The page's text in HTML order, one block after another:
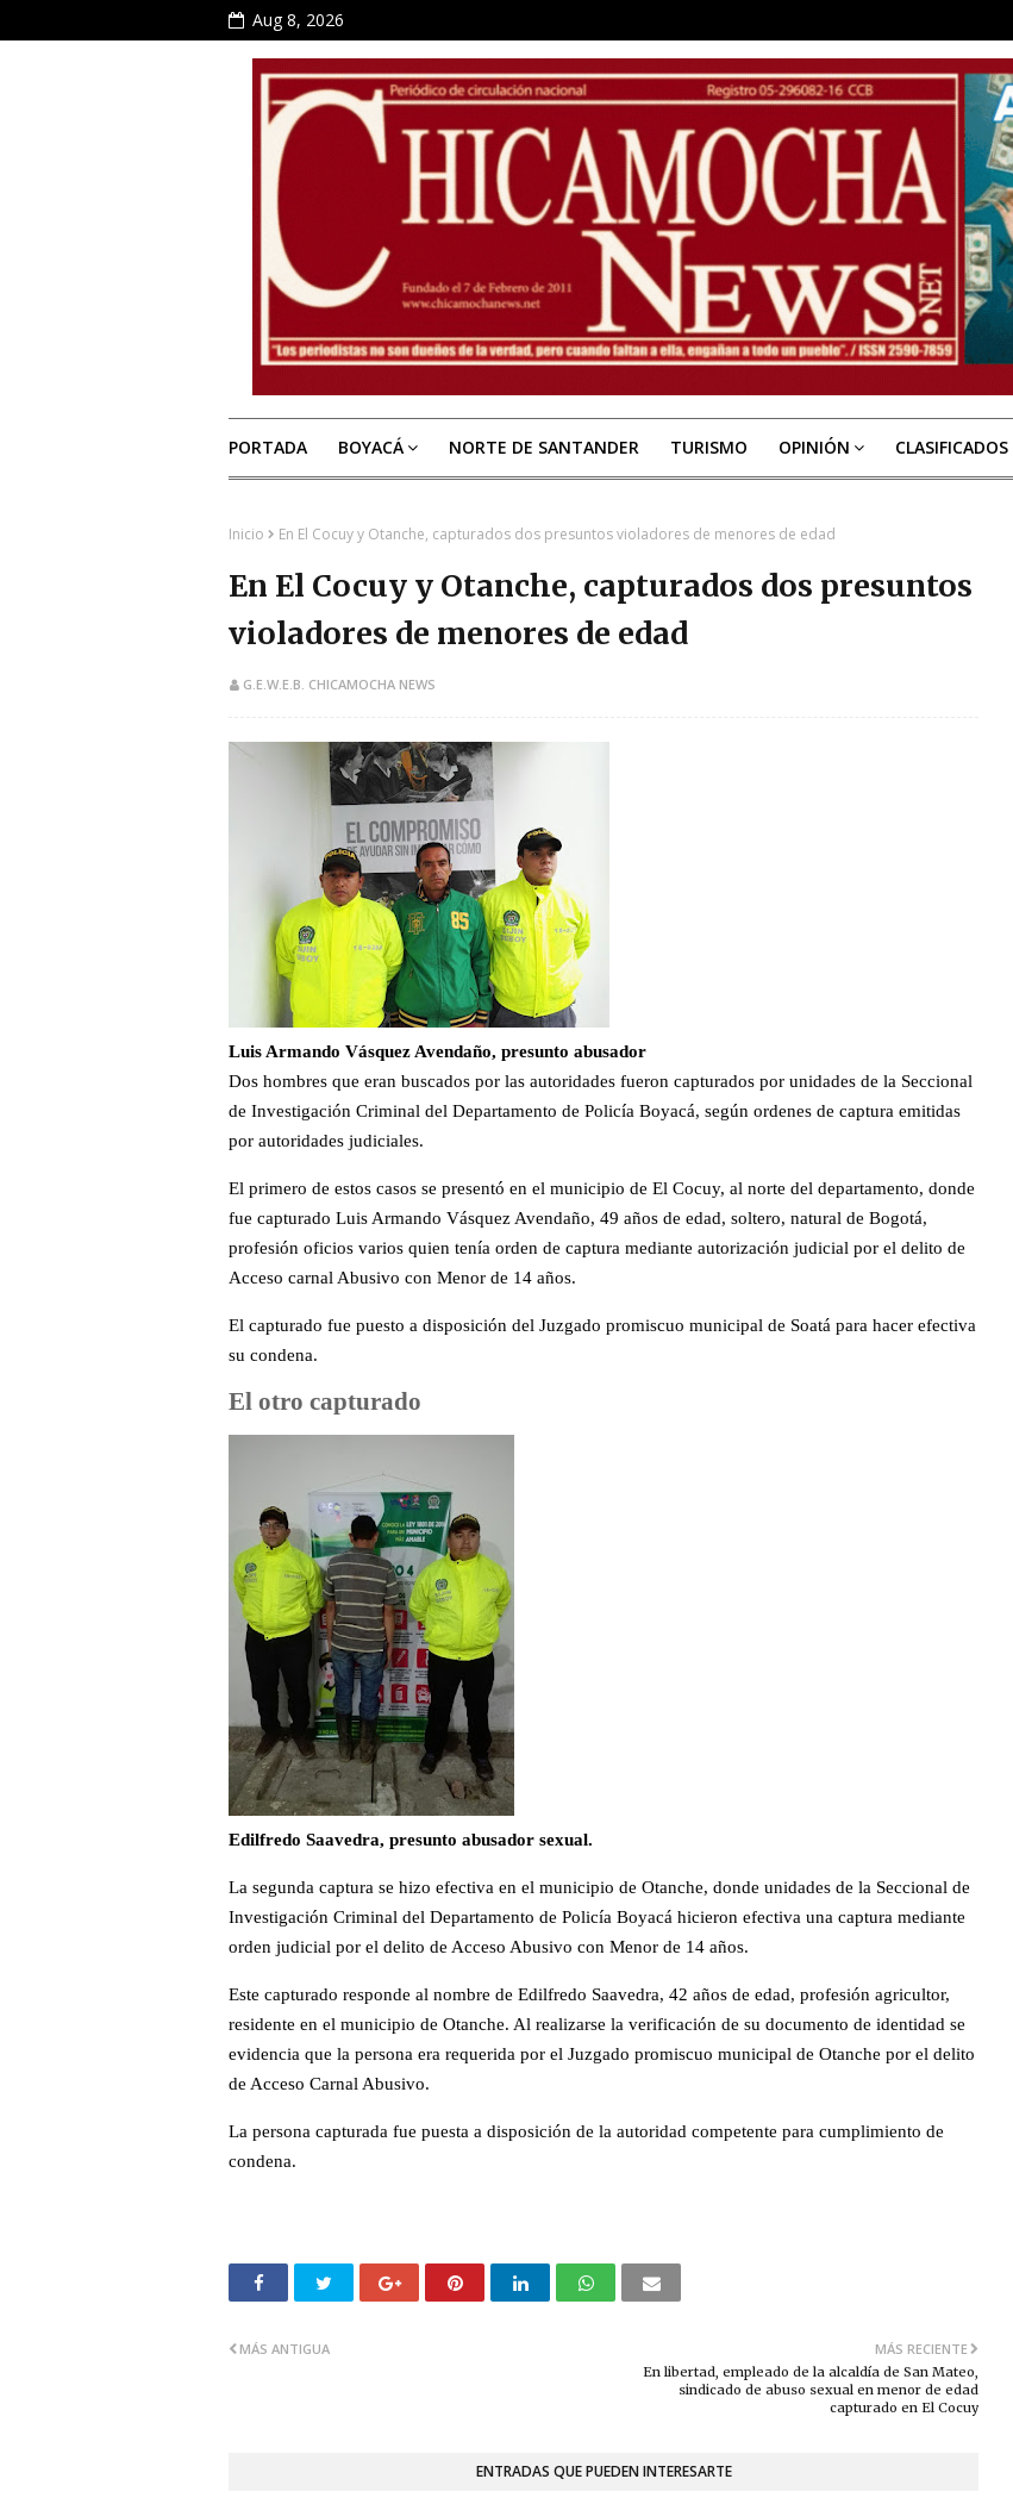
Aug 8, 2026
PORTADA BOYACÁ NORTE DE SANTANDER TURISMO OPINIÓN CLASIFICADOS
Inicio En El Cocuy y Otanche, capturados dos presuntos violadores de menores de edad
En El Cocuy y Otanche, capturados dos presuntos
violadores de menores de edad
G.E.W.E.B. CHICAMOCHA NEWS
Luis Armando Vásquez Avendaño, presunto abusador
Dos hombres que eran buscados por las autoridades fueron capturados por unidades de la Seccional
de Investigación Criminal del Departamento de Policía Boyacá, según ordenes de captura emitidas
por autoridades judiciales.
El primero de estos casos se presentó en el municipio de El Cocuy, al norte del departamento, donde
fue capturado Luis Armando Vásquez Avendaño, 49 años de edad, soltero, natural de Bogotá,
profesión oficios varios quien tenía orden de captura mediante autorización judicial por el delito de
Acceso carnal Abusivo con Menor de 14 años.
El capturado fue puesto a disposición del Juzgado promiscuo municipal de Soatá para hacer efectiva
su condena.
El otro capturado
Edilfredo Saavedra, presunto abusador sexual.
La segunda captura se hizo efectiva en el municipio de Otanche, donde unidades de la Seccional de
Investigación Criminal del Departamento de Policía Boyacá hicieron efectiva una captura mediante
orden judicial por el delito de Acceso Abusivo con Menor de 14 años.
Este capturado responde al nombre de Edilfredo Saavedra, 42 años de edad, profesión agricultor,
residente en el municipio de Otanche. Al realizarse la verificación de su documento de identidad se
evidencia que la persona era requerida por el Juzgado promiscuo municipal de Otanche por el delito
de Acceso Carnal Abusivo.
La persona capturada fue puesta a disposición de la autoridad competente para cumplimiento de
condena.
MÁS RECIENTE
En libertad, empleado de la alcaldía de San Mateo,
sindicado de abuso sexual en menor de edad
capturado en El Cocuy
MÁS ANTIGUA
ENTRADAS QUE PUEDEN INTERESARTE